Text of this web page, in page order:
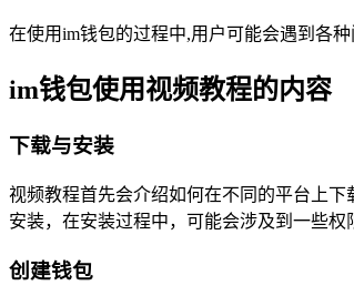
在使用im钱包的过程中,用户可能会遇到各
im钱包使用视频教程的内容
下载与安装
视频教程首先会介绍如何在不同的平台上
安装，在安装过程中，可能会涉及到一些
创建钱包